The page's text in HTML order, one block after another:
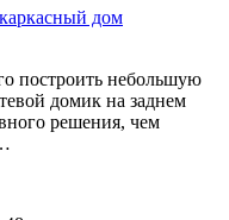
построить небольшую
домик на заднем
решения, чем